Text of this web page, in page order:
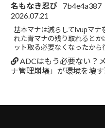
名もなき忍び
7b4e4a387
2026.07.21
基本マナは減らしてlvupマナ
れた青マナの残り取れると
ット取る必要なくなったから
ADCはもう必要ない？
ナ管理崩壊」が環境を壊